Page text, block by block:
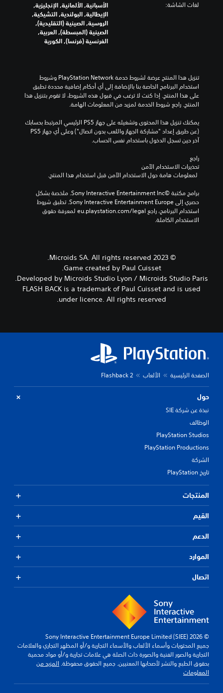
لغات الشاشة:
الأسبانية, الألمانية, الإنجليزية,
الإيطالية, البولندية, التشيكية,
الروسية, الصينية (التقليدية),
الصينية (المبسطة), العربية,
الفرنسية (فرنسا), الكورية
المنتج. راجع شروط الخدمة لمزيد من المعلومات الهامة.
آخر حين تسجل الدخول باستخدام نفس الحساب.
راجع
تحذيرات الاستخدام الآمن
الاستخدام الكاملة.
© 2023 Microids SA. All rights reserved.
Game created by Paul Cuisset.
Developed by Microids Studio Lyon / Microids Studio Paris.
FLASH BACK is a trademark of Paul Cuisset and is used
under licence. All rights reserved.
الصفحة الرئيسية الألعاب Flashback 2
حول
نبذة عن شركة SIE
الوظائف
PlayStation Studios
PlayStation Productions
الشركة
تاريخ PlayStation
المنتجات
القيم
الدعم
الموارد
اتصال
© 2026 Sony Interactive Entertainment Europe Limited (SIEE)
جميع المحتويات وأسماء الألعاب والأسماء التجارية و/أو المظهر التجاري والعلامات
التجارية والصور الفنية والصورة ذات الصلة هي علامات تجارية و/أو مواد محمية
بحقوق الطبع والنشر لأصحابها المعنيين. جميع الحقوق محفوظة. المزيد من
المعلومات